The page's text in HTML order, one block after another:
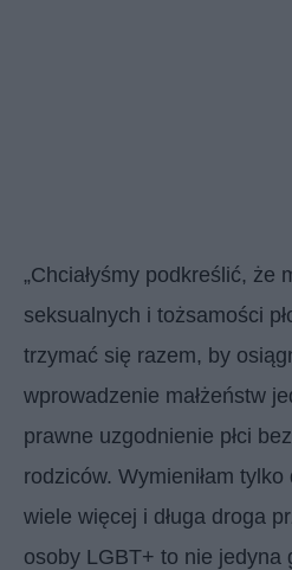
„Chciałyśmy podkreślić, że
seksualnych i tożsamości
trzymać się razem, by
wprowadzenie małżeństw
prawne uzgodnienie płci
rodziców. Wymieniłam
wiele więcej i długa droga
osoby LGBT+ to nie jedyna